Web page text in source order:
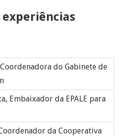
experiências
do Gabinete de
Embaixador da EPALE para
da Cooperativa